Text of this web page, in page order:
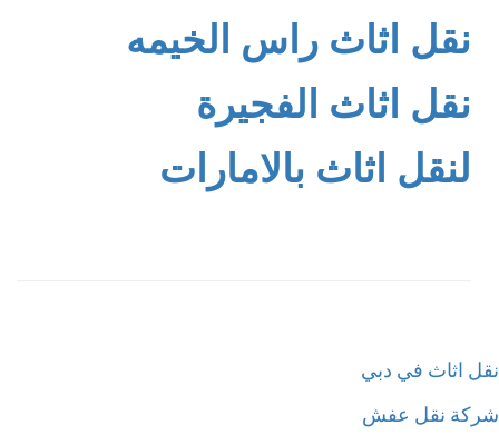
نقل اثاث راس الخيمه
نقل اثاث الفجيرة
لنقل اثاث بالامارات
اثاث في دبي
نقل عفش